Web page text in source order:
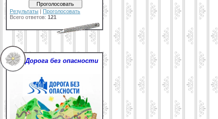
Результаты | Проголосовать
Всего ответов: 121
Дорога без опасности